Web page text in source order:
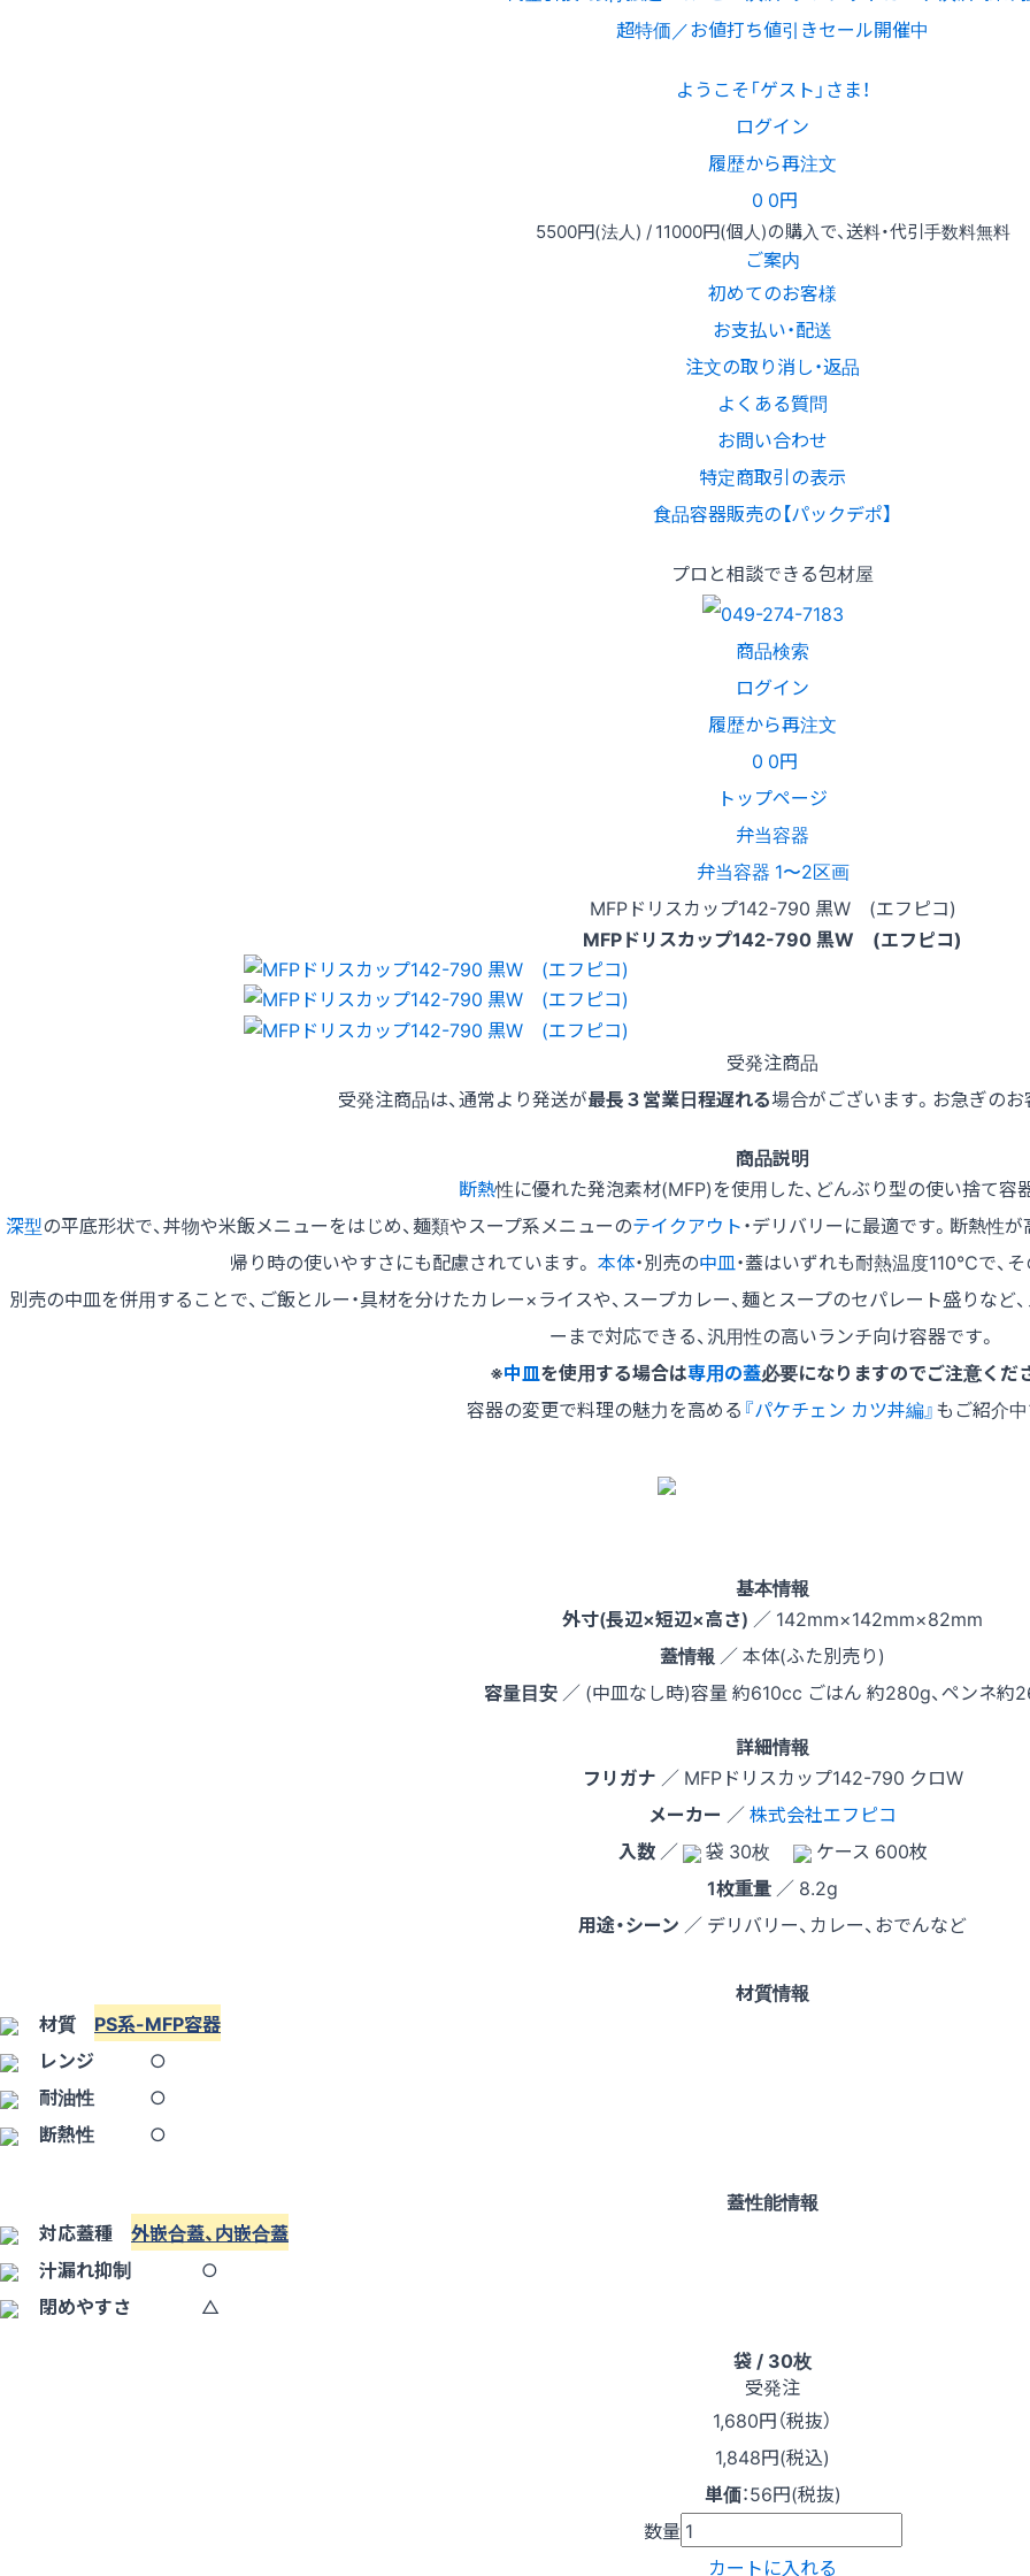
超特価／お値打ち値引きセール開催中
ようこそ「ゲスト」さま！
ログイン
履歴から再注文
0 0円
5500円(法人) /11000円(個人)の購入で、送料・代引手数料無料
ご案内
初めてのお客様
お支払い・配送
注文の取り消し・返品
よくある質問
お問い合わせ
特定商取引の表示
食品容器販売の【パックデポ】
プロと相談できる包材屋
商品検索
ログイン
履歴から再注文
0 0円
トップページ
弁当容器
弁当容器 1〜2区画
MFPドリスカップ142-790 黒W (エフピコ)
MFPドリスカップ142-790 黒W (エフピコ)
受発注商品
受発注商品は、通常より発送が最長３営業日程遅れる場合がございます。お急ぎの
商品説明
断熱性に優れた発泡素材(MFP)を使用した、どんぶり型の使い捨て容
深型の平底形状で、丼物や米飯メニューをはじめ、麺類やスープ系メニューのテイクアウト・デリバリーに最適です。断熱性
帰り時の使いやすさにも配慮されています。 本体・別売の中皿・蓋はいずれも耐熱温度110℃で、
別売の中皿を併用することで、ご飯とルー・具材を分けたカレー×ライスや、スープカレー、麺とスープのセパレート盛りな
ーまで対応できる、汎用性の高いランチ向け容器です。
※中皿を使用する場合は専用の蓋必要になりますのでご注意くだ
容器の変更で料理の魅力を高める 『パケチェン カツ丼編』もご紹介
基本情報
外寸(長辺×短辺×高さ) ／ 142mm×142mm×82mm
蓋情報 ／ 本体(ふた別売り)
容量目安 ／ (中皿なし時)容量 約610cc ごはん 約280g、ペンネ約
詳細情報
フリガナ ／ MFPドリスカップ142-790 クロW
メーカー ／株式会社エフピコ
入数／ 袋 30枚
ケース 600枚
1枚重量 ／ 8.2g
用途・シーン ／ デリバリー、カレー、おでんなど
材質情報
材質 PS系-MFP容器
レンジ
○
耐油性
○
断熱性
○
蓋性能情報
対応蓋種 外嵌合蓋、内嵌合蓋
汁漏れ抑制
○
閉めやすさ
△
袋 / 30枚
受発注
1,680円（税抜）
1,848円(税込)
単価：56円(税抜)
数量
カートに入れる